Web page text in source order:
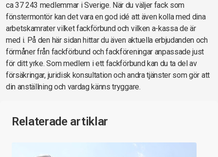
ca 37 243 medlemmar i Sverige. När du väljer fack som
fönstermontör kan det vara en god idé att även kolla med dina
arbetskamrater vilket fackförbund och vilken a-kassa de är
med i. På den här sidan hittar du även aktuella erbjudanden och
förmåner från fackförbund och fackföreningar anpassade just
för ditt yrke. Som medlem i ett fackförbund kan du ta del av
försäkringar, juridisk konsultation och andra tjänster som gör att
din anställning och vardag känns tryggare.
Relaterade artiklar